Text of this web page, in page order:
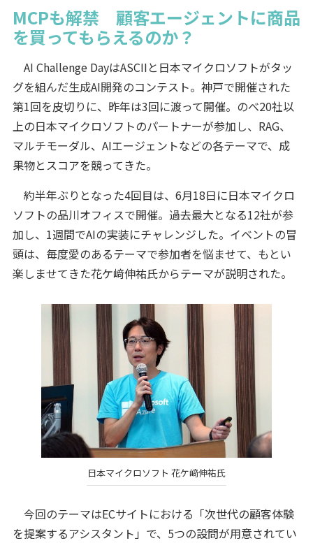
MCPも解禁 顧客エージェントに商品
を買ってもらえるのか？
AI Challenge DayはASCIIと日本マイクロソフトがタッ
グを組んだ生成AI開発のコンテスト。神戸で開催された
第1回を皮切りに、昨年は3回に渡って開催。のべ20社以
上の日本マイクロソフトのパートナーが参加し、RAG、
マルチモーダル、AIエージェントなどの各テーマで、成
果物とスコアを競ってきた。
約半年ぶりとなった4回目は、6月18日に日本マイクロ
ソフトの品川オフィスで開催。過去最大となる12社が参
加し、1週間でAIの実装にチャレンジした。イベントの冒
頭は、毎度愛のあるテーマで参加者を悩ませて、もとい
楽しませてきた花ケ﨑伸祐氏からテーマが説明された。
日本マイクロソフト 花ケ﨑伸祐氏
今回のテーマはECサイトにおける「次世代の顧客体験
を提案するアシスタント」で、5つの設問が用意されてい